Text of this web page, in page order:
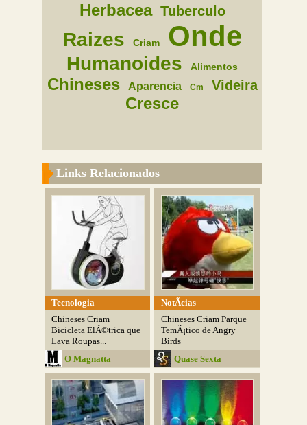
Herbacea Tuberculo
Raizes Criam Onde
Humanoides Alimentos
Chineses Aparencia Cm Videira
Cresce
Links Relacionados
Tecnologia
Chineses Criam
Bicicleta ElÃ©trica que
Lava Roupas...
O Magnatta
NotÃ­cias
Chineses Criam Parque
TemÃ¡tico de Angry
Birds
Quase Sexta